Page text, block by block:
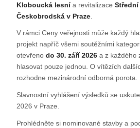
Kloboucká lesnía revitalizace
Českobrodská v Praze.
V rámci Ceny veřejnosti může každý
projekt napříč všemi soutěžními
otevřeno do 30. září 2026a z každého
hlasovat pouze jednou. O vítězích
rozhodne mezinárodní odborná porota.
Slavnostní vyhlášení výsledků se
2026 v Praze.
Prohlédněte si nominované stavby a